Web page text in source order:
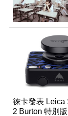
徠卡發表 Leica
2 Burton 特別